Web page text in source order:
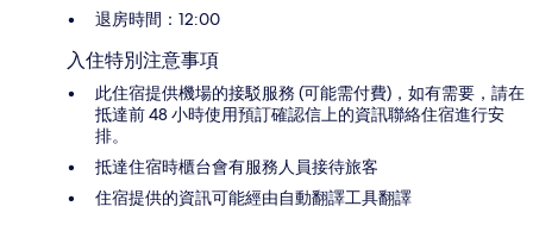
退房時間：12:00
入住特別注意事項
此住宿提供機場的接駁服務 (可能需付費)，如有需要，請在
抵達前 48 小時使用預訂確認信上的資訊聯絡住宿進行安
排。
抵達住宿時櫃台會有服務人員接待旅客
住宿提供的資訊可能經由自動翻譯工具翻譯